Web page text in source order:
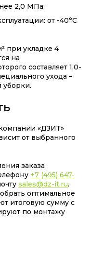
2,0 МПа;
от -40°С
при укладке 4
на
составляет 1,0-
ухода –
уборки.
«ДЗИТ»
от выбранного
заказа
+7 (495) 647-
sales@dz-it.ru.
оптимальное
итоговую сумму с
по монтажу